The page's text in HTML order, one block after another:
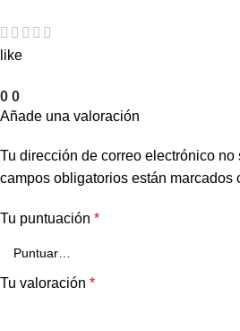
like
0 0
Añade una valoración
Tu dirección de correo electrónico no
campos obligatorios están marcados
Tu puntuación *
Tu valoración *